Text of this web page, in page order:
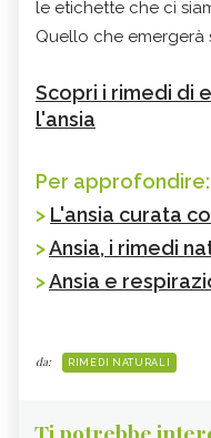
le etichette che ci
Quello che emergerà
Scopri i rimedi di
l'ansia
Per approfondire:
> L'ansia curata
>Ansia, i rimedi
>Ansia e
da: RIMEDI NATURALI
Ti potrebbe